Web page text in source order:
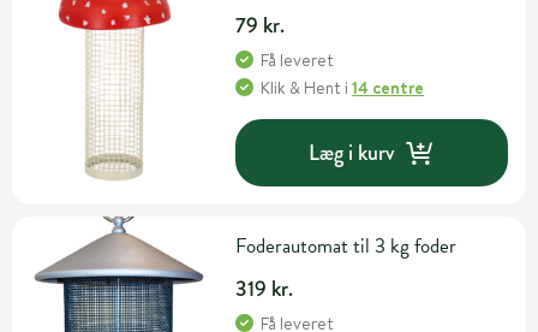
79 kr.
Få leveret
Klik & Hent i14 centre
Læg i kurv
Foderautomat til 3 kg foder
319 kr.
Få leveret